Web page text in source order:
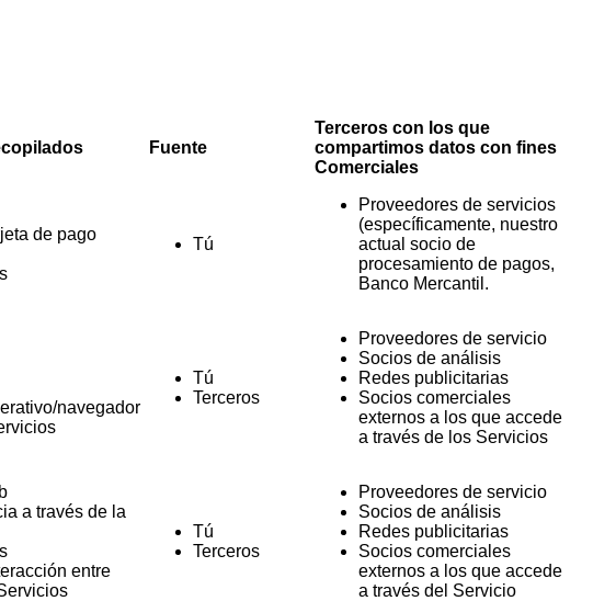
Fuente
Terceros con los que
compartimos datos con fines
Comerciales
de pago
Tú
Proveedores de servicios
(específicamente, nuestro
actual socio de
procesamiento de pagos,
Banco Mercantil.
navegador
Tú
Terceros
Proveedores de servicio
Socios de análisis
Redes publicitarias
Socios comerciales
externos a los que accede
a través de los Servicios
a través de la
entre
Tú
Terceros
Proveedores de servicio
Socios de análisis
Redes publicitarias
Socios comerciales
externos a los que accede
a través del Servicio